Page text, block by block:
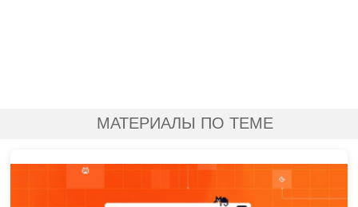
МАТЕРИАЛЫ ПО ТЕМЕ